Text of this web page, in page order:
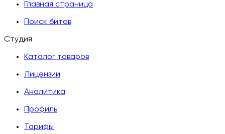
Главная страница
Поиск битов
Студия
Каталог товаров
Лицензии
Аналитика
Профиль
Тарифы